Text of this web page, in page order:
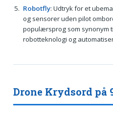
Robotfly: Udtryk for et
og sensorer uden pilot
populærsprog som synonym
robotteknologi og
Drone Krydsord på